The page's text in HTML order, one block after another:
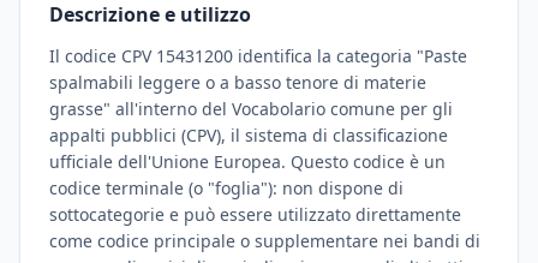
Descrizione e utilizzo
Il codice CPV 15431200 identifica la categoria "Paste
spalmabili leggere o a basso tenore di materie
grasse" all'interno del Vocabolario comune per gli
appalti pubblici (CPV), il sistema di classificazione
ufficiale dell'Unione Europea. Questo codice è un
codice terminale (o "foglia"): non dispone di
sottocategorie e può essere utilizzato direttamente
come codice principale o supplementare nei bandi di